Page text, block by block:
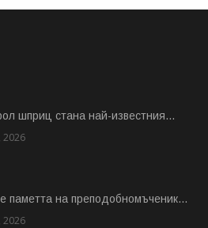
шприц стана най-известния...
2026
паметта на преподобномъченик...
2026